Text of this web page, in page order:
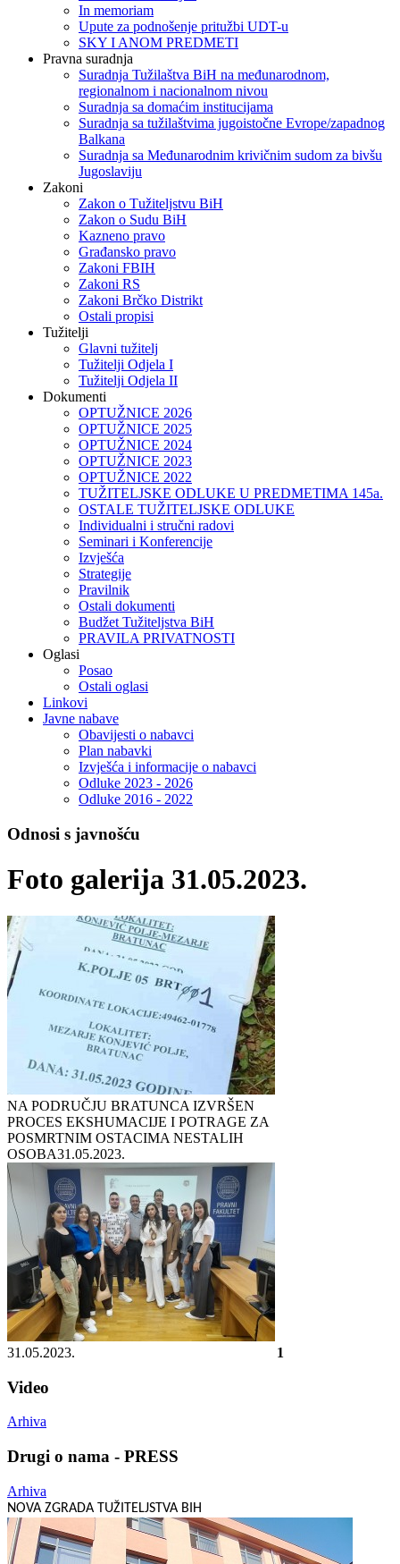
In memoriam
Upute za podnošenje pritužbi UDT-u
SKY I ANOM PREDMETI
Pravna suradnja
Suradnja Tužilaštva BiH na međunarodnom,
regionalnom i nacionalnom nivou
Suradnja sa domaćim institucijama
Suradnja sa tužilaštvima jugoistočne Evrope/zapadnog
Balkana
Suradnja sa Međunarodnim krivičnim sudom za bivšu
Jugoslaviju
Zakoni
Zakon o Тužiteljstvu BiH
Zakon o Sudu BiH
Kazneno pravo
Građansko pravo
Zakoni FBIH
Zakoni RS
Zakoni Brčko Distrikt
Ostali propisi
Tužitelji
Glavni tužitelj
Tužitelji Odjela I
Tužitelji Odjela II
Dokumenti
OPTUŽNICE 2026
OPTUŽNICE 2025
OPTUŽNICE 2024
OPTUŽNICE 2023
OPTUŽNICE 2022
TUŽITELJSKE ODLUKE U PREDMETIMA 145a.
OSTALE TUŽITELJSKE ODLUKE
Individualni i stručni radovi
Seminari i Konferencije
Izvješća
Strategije
Pravilnik
Ostali dokumenti
Budžet Tužiteljstva BiH
PRAVILA PRIVATNOSTI
Oglasi
Posao
Ostali oglasi
Linkovi
Javne nabave
Obavijesti o nabavci
Plan nabavki
Izvješća i informacije o nabavci
Odluke 2023 - 2026
Odluke 2016 - 2022
Odnosi s javnošću
Foto galerija 31.05.2023.
NA PODRUČJU BRATUNCA IZVRŠEN
PROCES EKSHUMACIJE I POTRAGE ZA
POSMRTNIM OSTACIMA NESTALIH
OSOBA31.05.2023.
31.05.2023. 1
Video
Arhiva
Drugi o nama - PRESS
Arhiva
NOVA ZGRADA TUŽITELJSTVA BIH